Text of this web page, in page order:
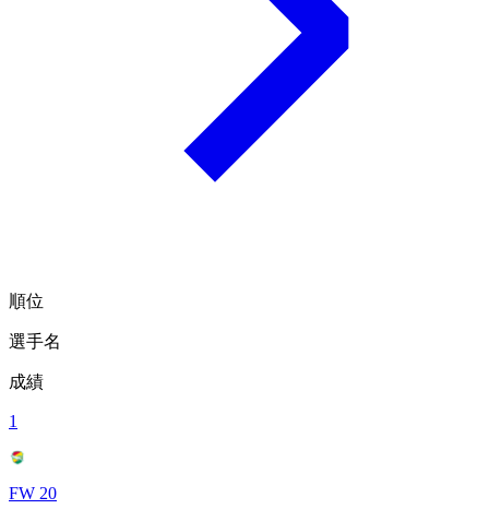
順位
選手名
成績
1
FW 20